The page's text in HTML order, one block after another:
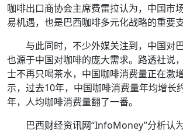
咖啡出口商协会主席费雷拉认为，中国市
易机遇，也是巴西咖啡多元化战略的重要支
与此同时，不少外媒关注到，中国对
也源于中国对咖啡的庞大需求。路透社说
士不再只喝茶水，中国咖啡消费量正在激
示，过去10年，中国咖啡消费量年均增长
年，人均咖啡消费量翻了一番。
巴西财经资讯网“InfoMoney”分析认